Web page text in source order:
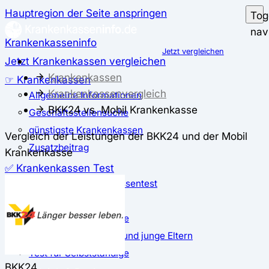
Hauptregion der Seite anspringen
Krankenkasseninfo
Jetzt Krankenkassen vergleichen
☞ Krankenkassen
Allgemeine Informationen
Geschäftsstellensuche
günstigste Krankenkassen
Zusatzbeitrag
✅ Krankenkassen Test
Der große Krankenkassentest
Test für Auszubildende
Test für Schwangere und junge Eltern
Test für Selbstständige
Jetzt vergleichen
Krankenkassen
Krankenkassenvergleich
BKK24 vs. Mobil Krankenkasse
Vergleich der Leistungen der BKK24 und der Mobil
Krankenkasse